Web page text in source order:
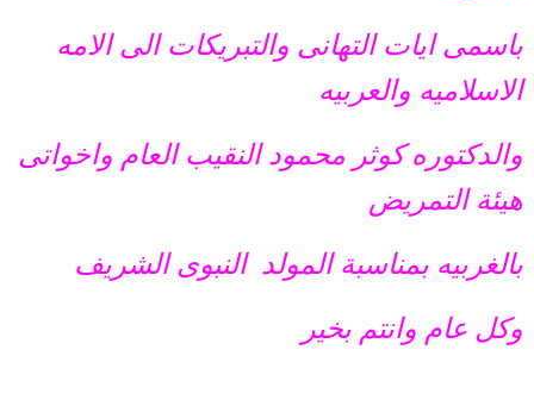
باسمى ايات التهانى والتبريكات الى الامه
الاسلاميه والعربيه
والدكتوره كوثر محمود النقيب العام واخواتى
هيئة التمريض
بالغربيه بمناسبة المولد النبوى الشريف
وكل عام وانتم بخير